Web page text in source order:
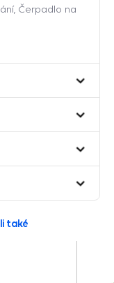
Čerpadlo na
také